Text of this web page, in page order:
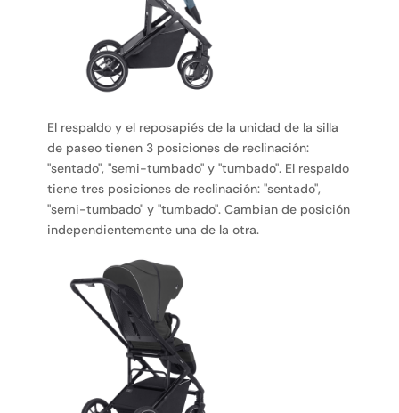
El respaldo y el reposapiés de la unidad de la silla
de paseo tienen 3 posiciones de reclinación:
"sentado", "semi-tumbado" y "tumbado". El respaldo
tiene tres posiciones de reclinación: "sentado",
"semi-tumbado" y "tumbado". Cambian de posición
independientemente una de la otra.